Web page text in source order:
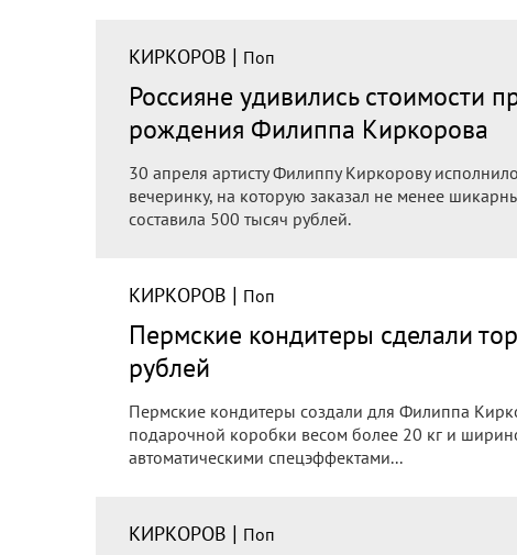
КИРКОРОВ | Поп
Россияне удивились стоимости
рождения Филиппа Киркорова
30 апреля артисту Филиппу Киркорову
вечеринку, на которую заказал не менее
составила 500 тысяч рублей.
КИРКОРОВ | Поп
Пермские кондитеры сделали
рублей
Пермские кондитеры создали для Филиппа
подарочной коробки весом более 20 кг и
автоматическими спецэффектами...
КИРКОРОВ | Поп